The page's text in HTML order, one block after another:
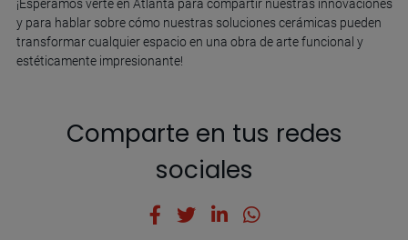
¡Esperamos verte en Atlanta para compartir nuestras innovaciones
y para hablar sobre cómo nuestras soluciones cerámicas pueden
transformar cualquier espacio en una obra de arte funcional y
estéticamente impresionante!
Comparte en tus redes
sociales